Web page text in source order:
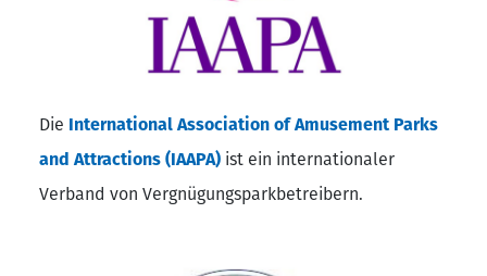
Die International Association of Amusement Parks
and Attractions (IAAPA) ist ein internationaler
Verband von Vergnügungsparkbetreibern.